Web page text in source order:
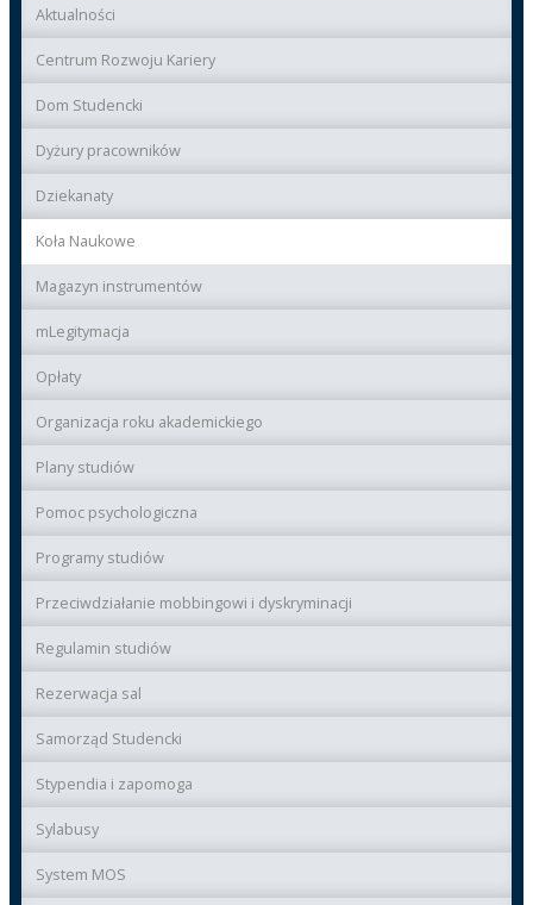
Aktualności
Centrum Rozwoju Kariery
Dom Studencki
Dyżury pracowników
Dziekanaty
Koła Naukowe
Magazyn instrumentów
mLegitymacja
Opłaty
Organizacja roku akademickiego
Plany studiów
Pomoc psychologiczna
Programy studiów
Przeciwdziałanie mobbingowi i dyskryminacji
Regulamin studiów
Rezerwacja sal
Samorząd Studencki
Stypendia i zapomoga
Sylabusy
System MOS